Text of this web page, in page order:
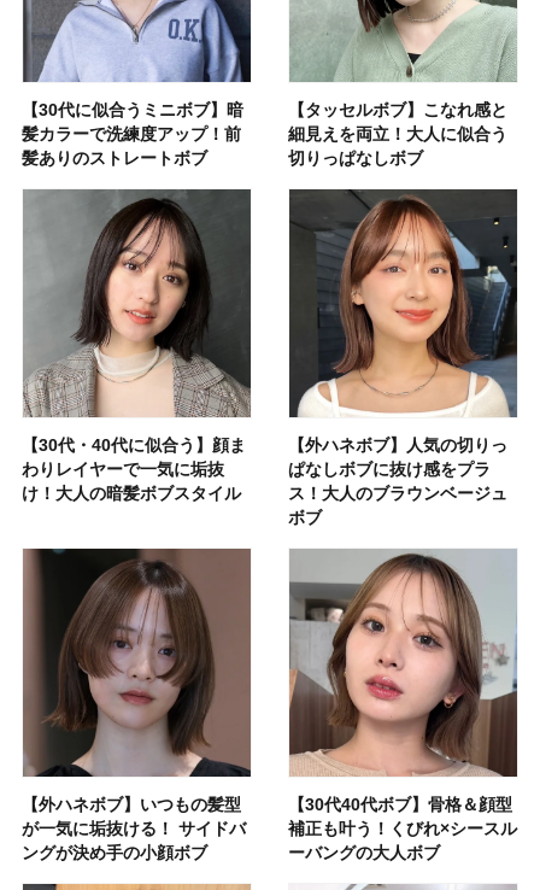
【30代に似合うミニボブ】暗
髪カラーで洗練度アップ！前
髪ありのストレートボブ
【タッセルボブ】こなれ感と
細見えを両立！大人に似合う
切りっぱなしボブ
【30代・40代に似合う】顔ま
わりレイヤーで一気に垢抜
け！大人の暗髪ボブスタイル
【外ハネボブ】人気の切りっ
ぱなしボブに抜け感をプラ
ス！大人のブラウンベージュ
ボブ
【外ハネボブ】いつもの髪型
が一気に垢抜ける！ サイドバ
ングが決め手の小顔ボブ
【30代40代ボブ】骨格＆顔型
補正も叶う！くびれ×シースル
ーバングの大人ボブ